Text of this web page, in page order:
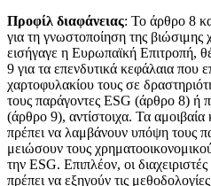
Προφίλ διαφάνειας: Το άρθρο 8
για τη γνωστοποίηση της
εισήγαγε η Ευρωπαϊκή Επιτροπή,
9 για τα επενδυτικά κεφάλαια που
χαρτοφυλακίου τους σε
τους παράγοντες ESG (άρθρο 8) ή
(άρθρο 9), αντίστοιχα. Τα
πρέπει να λαμβάνουν υπόψη τους
μειώσουν τους
την ESG. Επιπλέον, οι
πρέπει να εξηγούν τις